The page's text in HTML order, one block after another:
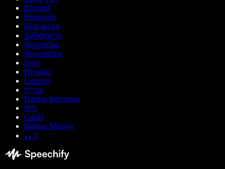
Română
Português
Български
ქართული
Slovenčina
Slovenščina
Eesti
Hrvatski
Lietuvių
עברית
Bahasa Indonesia
বাংলা
Català
Bahasa Melayu
اردو